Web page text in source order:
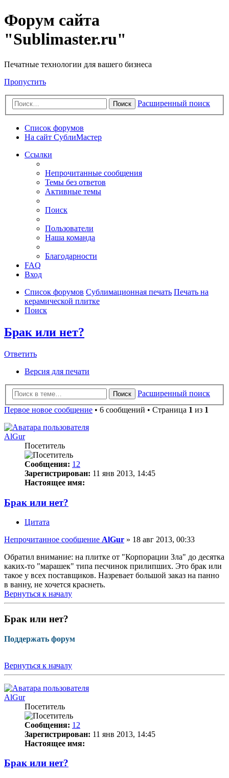
Форум сайта
"Sublimaster.ru"
Печатные технологии для вашего бизнеса
Пропустить
Поиск Расширенный поиск
Список форумов
На сайт СублиМастер
Ссылки
Непрочитанные сообщения
Темы без ответов
Активные темы
Поиск
Пользователи
Наша команда
Благодарности
FAQ
Вход
Список форумов Сублимационная печать Печать на
керамической плитке
Поиск
Брак или нет?
Ответить
Версия для печати
Поиск
Расширенный поиск
Первое новое сообщение • 6 сообщений • Страница 1 из 1
AlGur
Посетитель
Сообщения: 12
Зарегистрирован: 11 янв 2013, 14:45
Настоящее имя:
Брак или нет?
Цитата
Непрочитанное сообщение AlGur » 18 авг 2013, 00:33
Обратил внимание: на плитке от "Корпорации Зла" до десятка
каких-то "марашек" типа песчинок прилипших. Это брак или
такое у всех поставщиков. Назревает большой заказ на панно
в ванну, не хочется краснеть.
Вернуться к началу
Брак или нет?
Поддержать форум
Вернуться к началу
AlGur
Посетитель
Сообщения: 12
Зарегистрирован: 11 янв 2013, 14:45
Настоящее имя:
Брак или нет?